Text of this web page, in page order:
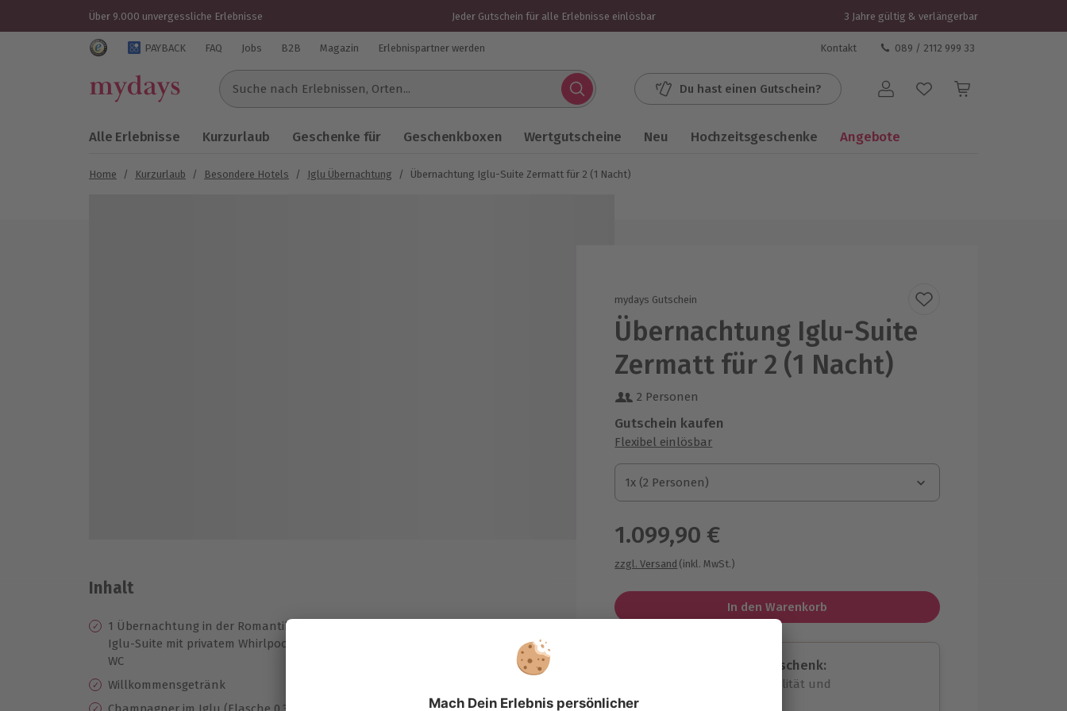
Über 9.000 unvergessliche Erlebnisse Jeder Gutschein für alle Erlebnisse einlösbar 3 Jahre gültig & verlängerbar
Trustedshops Bewertungen für mydays.de
PAYBACK FAQ Jobs B2B Magazin Erlebnispartner werden Kontakt 089 / 2112 999 33
Suche nach Erlebnissen...
Du hast einen Gutschein? Benutzerkonto
Alle Erlebnisse Kurzurlaub Geschenke für Geschenkboxen Wertgutscheine Neu Hochzeitsgeschenke Angebote
Home / Kurzurlaub / Besondere Hotels / Iglu Übernachtung / Übernachtung Iglu-Suite Zermatt für 2 (1 Nacht)
mydays Gutschein
Übernachtung Iglu-Suite
Zermatt für 2 (1 Nacht)
2 Personen
Gutschein kaufen
Flexibel einlösbar
1x (2 Personen)
1x (2 Personen)
1x (2 Personen)
1.099,90 €
zzgl. Versand (inkl. MwSt.)
In den Warenkorb
Immer das passende Geschenk:
Große Auswahl, volle Flexibilität und
maximale Sicherheit
Inhalt
1 Übernachtung in der Romantik-
Iglu-Suite mit privatem Whirlpool &
WC
Willkommensgetränk
Nachtwanderung (je nach Standort